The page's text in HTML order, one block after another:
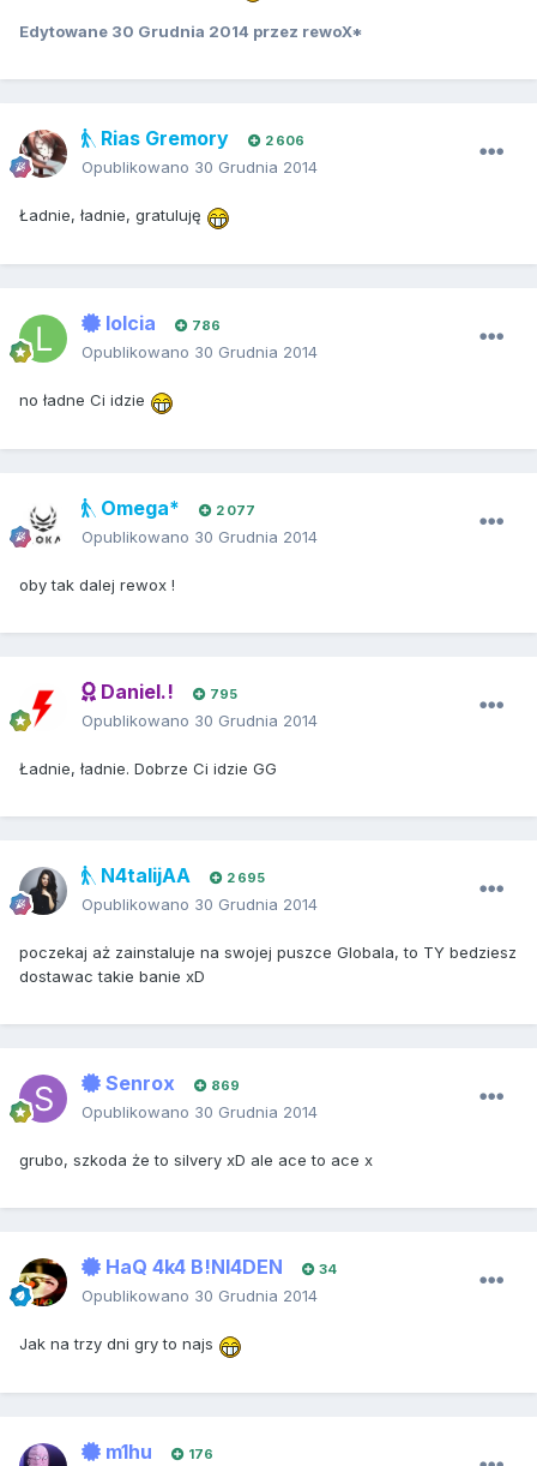
Edytowane 30 Grudnia 2014 przez rewoX*
Rias Gremory 2 606
Opublikowano 30 Grudnia 2014
Ładnie, ładnie, gratuluję
lolcia 786
Opublikowano 30 Grudnia 2014
no ładne Ci idzie
Omega* 2 077
Opublikowano 30 Grudnia 2014
oby tak dalej rewox !
Daniel.! 795
Opublikowano 30 Grudnia 2014
Ładnie, ładnie. Dobrze Ci idzie GG
N4talijAA 2 695
Opublikowano 30 Grudnia 2014
poczekaj aż zainstaluje na swojej puszce Globala, to TY bedziesz
dostawac takie banie xD
Senrox 869
Opublikowano 30 Grudnia 2014
grubo, szkoda że to silvery xD ale ace to ace x
HaQ 4k4 B!Nl4DEN 34
Opublikowano 30 Grudnia 2014
Jak na trzy dni gry to najs
m1hu 176